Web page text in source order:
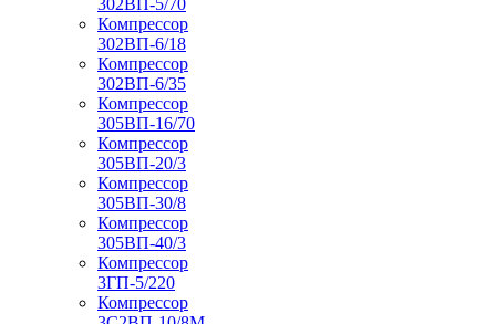
Компрессор
302ВП-6/18
Компрессор
302ВП-6/35
Компрессор
305ВП-16/70
Компрессор
305ВП-20/3
Компрессор
305ВП-30/8
Компрессор
305ВП-40/3
Компрессор
3ГП-5/220
Компрессор